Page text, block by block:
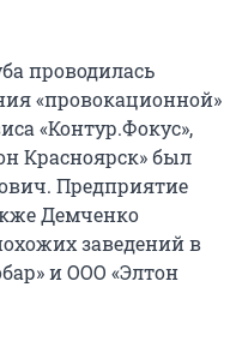
проводилась
«провокационной»
«Контур.Фокус»,
Красноярск» был
Предприятие
Демченко
заведений в
и ООО «Элтон